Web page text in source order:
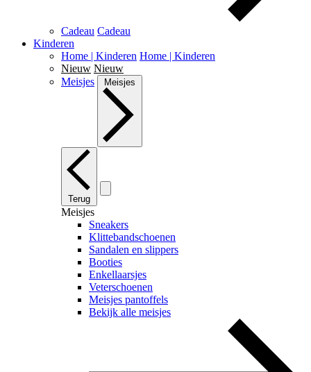
Cadeau Cadeau
Kinderen
Home | Kinderen Home | Kinderen
Nieuw Nieuw
Meisjes
Meisjes
Terug
Meisjes
Sneakers
Klittebandschoenen
Sandalen en slippers
Booties
Enkellaarsjes
Veterschoenen
Meisjes pantoffels
Bekijk alle meisjes